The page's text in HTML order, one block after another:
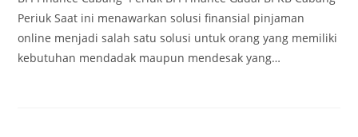
Periuk Saat ini menawarkan solusi finansial pinjaman
online menjadi salah satu solusi untuk orang yang memiliki
kebutuhan mendadak maupun mendesak yang…